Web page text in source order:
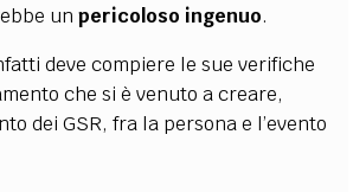
unpericoloso ingenuo.
deve compiere le sue verifiche
che si è venuto a creare,
dei GSR, fra la persona e l’evento